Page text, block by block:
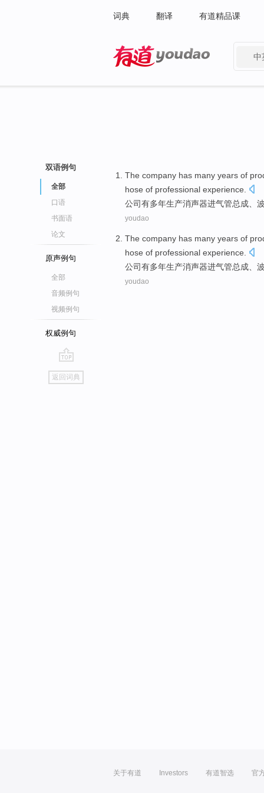
词典 翻译 有道精品课
中
双语例句
全部
口语
书面语
论文
原声例句
全部
音频例句
视频例句
权威例句
go
top
返回词典
The company has many years of
hose of professional experience
公司有多年生产消声器进气管总成
youdao
The company has many years of
hose of professional experience
公司有多年生产消声器进气管总成
youdao
关于有道 Investors 有道智选 官